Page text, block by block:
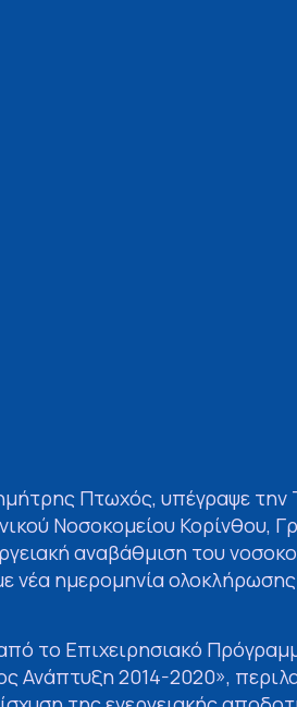
Πτωχός, υπέγραψε την
Νοσοκομείου Κορίνθου,
αναβάθμιση του
νέα ημερομηνία
το Επιχειρησιακό
Ανάπτυξη 2014-2020»,